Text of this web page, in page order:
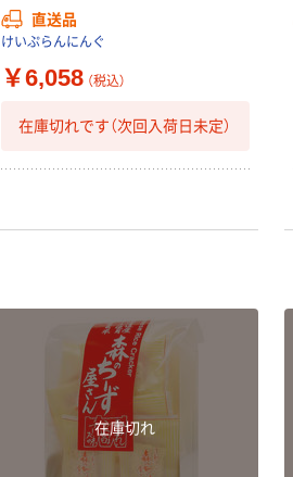
直送品
けいぷらんにんぐ
￥6,058 （税込）
在庫切れです（次回入荷日未定）
在庫切れ